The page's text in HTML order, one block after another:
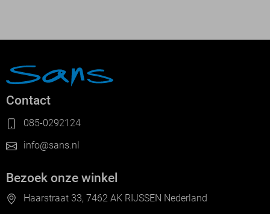
Contact
085-0292124
info@sans.nl
Bezoek onze winkel
Haarstraat 33, 7462 AK RIJSSEN Nederland